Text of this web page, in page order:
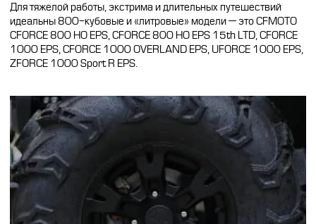
Для тяжелой работы, экстрима и длительных путешествий
идеальны 800-кубовые и «литровые» модели — это CFMOTO
CFORCE 800 HO EPS,CFORCE 800 HO EPS 15th LTD,CFORCE
1000 EPS,CFORCE 1000 OVERLAND EPS, UFORCE 1000 EPS,
ZFORCE 1000 Sport R EPS.